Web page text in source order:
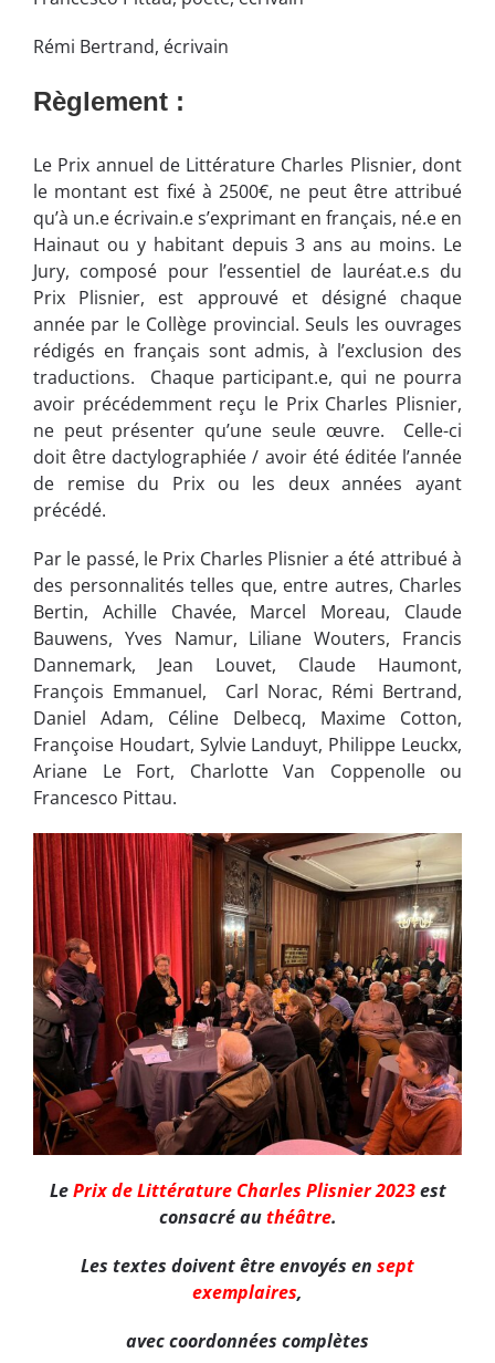
Rémi Bertrand, écrivain
Règlement :
Le Prix annuel de Littérature Charles Plisnier, dont
le montant est fixé à 2500€, ne peut être attribué
qu’à un.e écrivain.e s’exprimant en français, né.e en
Hainaut ou y habitant depuis 3 ans au moins. Le
Jury, composé pour l’essentiel de lauréat.e.s du
Prix Plisnier, est approuvé et désigné chaque
année par le Collège provincial. Seuls les ouvrages
rédigés en français sont admis, à l’exclusion des
traductions. Chaque participant.e, qui ne pourra
avoir précédemment reçu le Prix Charles Plisnier,
ne peut présenter qu’une seule œuvre. Celle-ci
doit être dactylographiée / avoir été éditée l’année
de remise du Prix ou les deux années ayant
précédé.
Par le passé, le Prix Charles Plisnier a été attribué à
des personnalités telles que, entre autres, Charles
Bertin, Achille Chavée, Marcel Moreau, Claude
Bauwens, Yves Namur, Liliane Wouters, Francis
Dannemark, Jean Louvet, Claude Haumont,
François Emmanuel, Carl Norac, Rémi Bertrand,
Daniel Adam, Céline Delbecq, Maxime Cotton,
Françoise Houdart, Sylvie Landuyt, Philippe Leuckx,
Ariane Le Fort, Charlotte Van Coppenolle ou
Francesco Pittau.
LePrix de Littérature Charles Plisnier 2023est
consacré authéâtre.
Les textes doivent être envoyés en sept
exemplaires,
avec coordonnées complètes